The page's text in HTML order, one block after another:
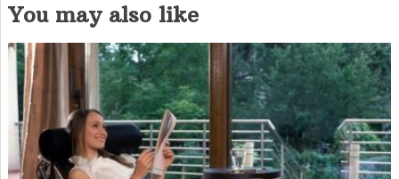
You may also like